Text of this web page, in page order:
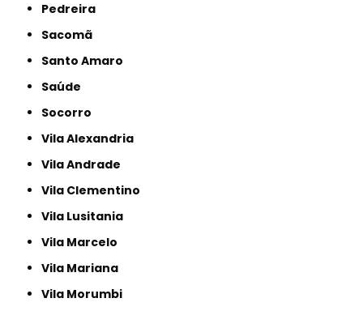
Pedreira
Sacomã
Santo Amaro
Saúde
Socorro
Vila Alexandria
Vila Andrade
Vila Clementino
Vila Lusitania
Vila Marcelo
Vila Mariana
Vila Morumbi